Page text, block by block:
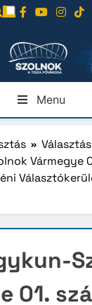
Menu
Vármegye
01.